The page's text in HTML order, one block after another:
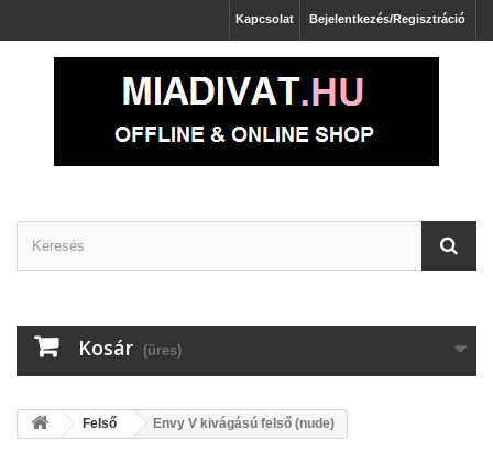
Bejelentkezés/Regisztráció
Kapcsolat
Kosár (üres)
Felső Envy V kivágású felső (nude)